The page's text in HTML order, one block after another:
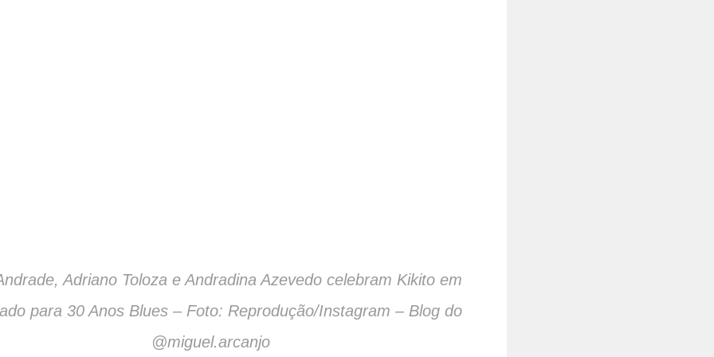
Adriano Toloza e Andradina Azevedo celebram Kikito em
para 30 Anos Blues – Foto: Reprodução/Instagram – Blog do
@miguel.arcanjo